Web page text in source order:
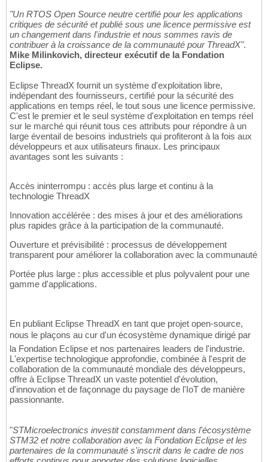
"Un RTOS Open Source neutre certifié pour les applications
critiques de sécurité et publié sous une licence permissive est
un changement dans l'industrie et nous sommes ravis de
contribuer à la croissance de la communauté pour ThreadX".
Mike Milinkovich, directeur exécutif de la Fondation
Eclipse.
Eclipse ThreadX fournit un système d'exploitation libre,
indépendant des fournisseurs, certifié pour la sécurité des
applications en temps réel, le tout sous une licence permissive.
C'est le premier et le seul système d'exploitation en temps réel
sur le marché qui réunit tous ces attributs pour répondre à un
large éventail de besoins industriels qui profiteront à la fois aux
développeurs et aux utilisateurs finaux. Les principaux
avantages sont les suivants :
Accès ininterrompu : accès plus large et continu à la
technologie ThreadX
Innovation accélérée : des mises à jour et des améliorations
plus rapides grâce à la participation de la communauté.
Ouverture et prévisibilité : processus de développement
transparent pour améliorer la collaboration avec la communauté
Portée plus large : plus accessible et plus polyvalent pour une
gamme d'applications.
En publiant Eclipse ThreadX en tant que projet open-source,
nous le plaçons au cur d'un écosystème dynamique dirigé par
la Fondation Eclipse et nos partenaires leaders de l'industrie.
L'expertise technologique approfondie, combinée à l'esprit de
collaboration de la communauté mondiale des développeurs,
offre à Eclipse ThreadX un vaste potentiel d'évolution,
d'innovation et de façonnage du paysage de l'IoT de manière
passionnante.
"STMicroelectronics investit constamment dans l'écosystème
STM32 et notre collaboration avec la Fondation Eclipse et les
partenaires de la communauté s'inscrit dans le cadre de nos